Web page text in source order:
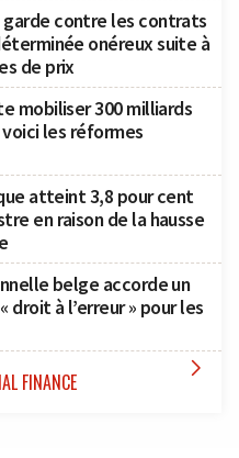
contre les contrats
onéreux suite à
de prix
mobiliser 300 milliards
voici les réformes
atteint 3,8 pour cent
en raison de la hausse
belge accorde un
à l’erreur » pour les
FINANCE 